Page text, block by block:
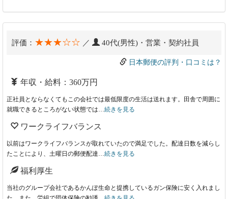
評価： ★★★☆☆ ／ 40代(男性)・営業・契約社員
日本郵便の評判・口コミは？
年収・給料：360万円
正社員とならなくてもこの会社では最低限度の生活は送れます。田舎で周囲に
就職できるところがない状態では… 続きを見る
ワークライフバランス
以前はワークライフバランスが取れていたので満足でした。配達日数を減らし
たことにより、土曜日の郵便配達… 続きを見る
福利厚生
当社のグループ会社であるかんぽ生命と提携しているガン保険に安く入れまし